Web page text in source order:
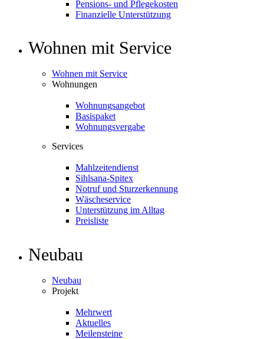
Pensions- und Pflegekosten
Finanzielle Unterstützung
Wohnen mit Service
Wohnen mit Service
Wohnungen
Wohnungsangebot
Basispaket
Wohnungsvergabe
Services
Mahlzeitendienst
Sihlsana-Spitex
Notruf und Sturzerkennung
Wäscheservice
Unterstützung im Alltag
Preisliste
Neubau
Neubau
Projekt
Mehrwert
Aktuelles
Meilensteine